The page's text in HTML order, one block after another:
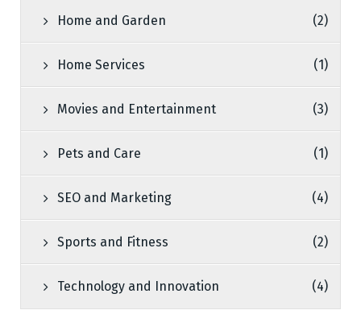
Home and Garden (2)
Home Services (1)
Movies and Entertainment (3)
Pets and Care (1)
SEO and Marketing (4)
Sports and Fitness (2)
Technology and Innovation (4)